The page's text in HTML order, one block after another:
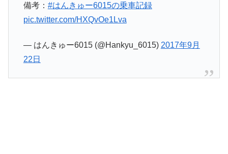
備考： #はんきゅー6015の乗車記録
pic.twitter.com/HXQvOe1Lva
— はんきゅー6015 (@Hankyu_6015) 2017年9月
22日